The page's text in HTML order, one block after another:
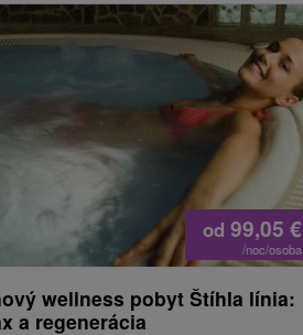
od 99,05 €
/noc/osoba
wellness pobyt Štíhla línia:
a regenerácia